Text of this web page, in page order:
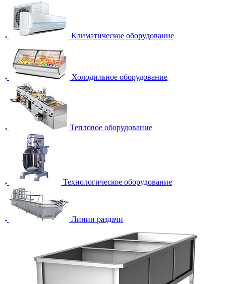
Климатическое оборудование
Холодильное оборудование
Тепловое оборудование
Технологическое оборудование
Линии раздачи